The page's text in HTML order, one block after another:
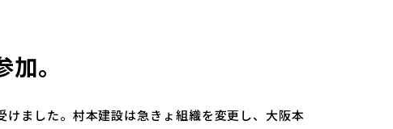
。
ました。村本建設は急きょ組織を変更し、大阪本